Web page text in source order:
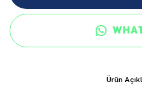
Ürün